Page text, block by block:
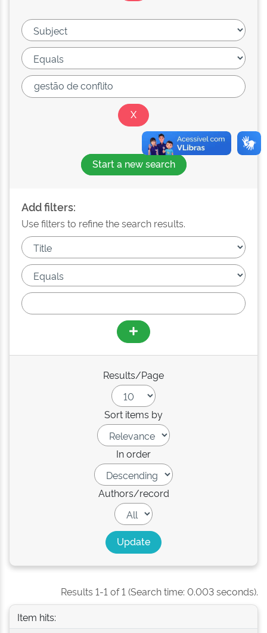
Start a new search
Add filters:
Use filters to refine the search results.
Results/Page
Sort items by
In order
Authors/record
Results 1-1 of 1 (Search time: 0.003 seconds).
Item hits: